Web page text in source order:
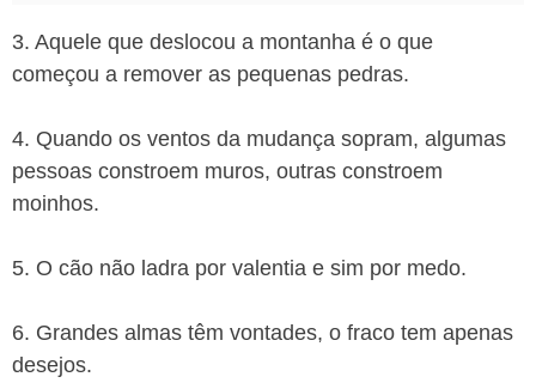
3. Aquele que deslocou a montanha é o que
começou a remover as pequenas pedras.
4. Quando os ventos da mudança sopram, algumas
pessoas constroem muros, outras constroem
moinhos.
5. O cão não ladra por valentia e sim por medo.
6. Grandes almas têm vontades, o fraco tem apenas
desejos.